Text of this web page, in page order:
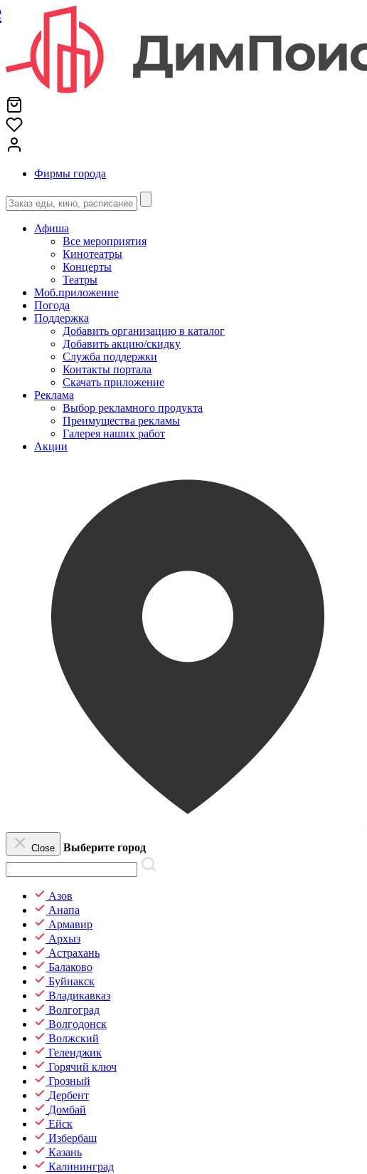
Фирмы города
Афиша
Все мероприятия
Кинотеатры
Концерты
Театры
Моб.приложение
Погода
Поддержка
Добавить организацию в каталог
Добавить акцию/скидку
Служба поддержки
Контакты портала
Скачать приложение
Реклама
Выбор рекламного продукта
Преимущества рекламы
Галерея наших работ
Акции
Close Выберите город
Азов
Анапа
Армавир
Архыз
Астрахань
Балаково
Буйнакск
Владикавказ
Волгоград
Волгодонск
Волжский
Геленджик
Горячий ключ
Грозный
Дербент
Домбай
Ейск
Избербаш
Казань
Калининград